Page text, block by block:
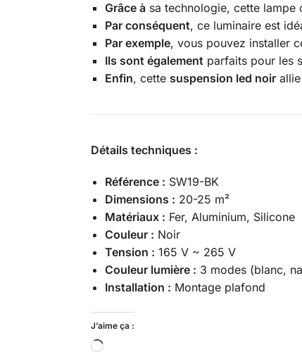
Grâce àsa technologie, cette lampe
Par conséquent, ce luminaire est
Par exemple, vous pouvez installer
Ils sont égalementparfaits pour les
Enfin, cette suspension led noirallie
Détails techniques :
Référence : SW19-BK
Dimensions : 20-25 m²
Matériaux : Fer, Aluminium, Silicone
Couleur : Noir
Tension : 165 V ~ 265 V
Couleur lumière : 3 modes (blanc,
Installation : Montage plafond
J’aime ça :